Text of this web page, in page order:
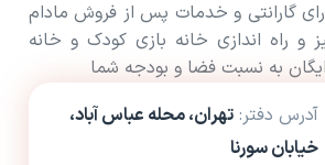
گارانتی و خدمات پس از فروش مادام
و راه اندازی خانه بازی کودک و خانه
به نسبت فضا و بودجه شما
آدرس دفتر: تهران، محله عباس آباد،
خیابان سورنا